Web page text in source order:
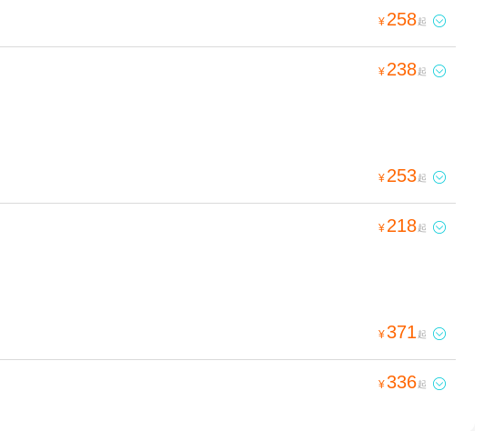
¥ 258起 
¥ 238起 
¥ 253起 
¥ 218起 
¥371 起 
¥336起 